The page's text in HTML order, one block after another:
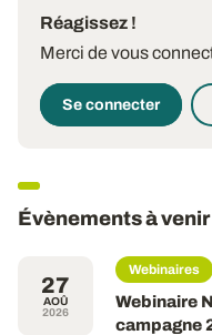
Réagissez !
Merci de vous
Se connecter
Évènements à venir
27
AOÛ
2026
Webinaires
Webinaire
campagne